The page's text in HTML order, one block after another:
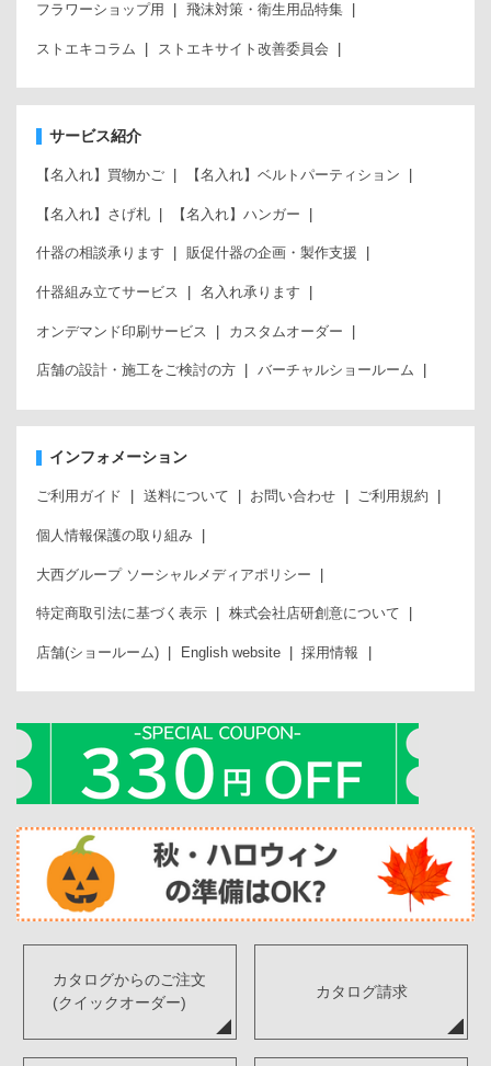
フラワーショップ用 飛沫対策・衛生用品特集
ストエキコラム ストエキサイト改善委員会
サービス紹介
【名入れ】買物かご 【名入れ】ベルトパーティション
【名入れ】さげ札 【名入れ】ハンガー
什器の相談承ります 販促什器の企画・製作支援
什器組み立てサービス 名入れ承ります
オンデマンド印刷サービス カスタムオーダー
店舗の設計・施工をご検討の方 バーチャルショールーム
インフォメーション
ご利用ガイド 送料について お問い合わせ ご利用規約
個人情報保護の取り組み
大西グループ ソーシャルメディアポリシー
特定商取引法に基づく表示 株式会社店研創意について
店舗(ショールーム) English website 採用情報
カタログからのご注文
(クイックオーダー)
カタログ請求